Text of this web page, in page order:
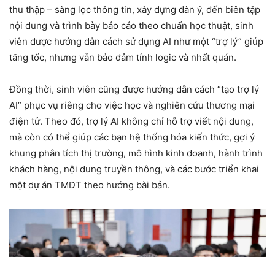
thu thập – sàng lọc thông tin, xây dựng dàn ý, đến biên tập
nội dung và trình bày báo cáo theo chuẩn học thuật, sinh
viên được hướng dẫn cách sử dụng AI như một “trợ lý” giúp
tăng tốc, nhưng vẫn bảo đảm tính logic và nhất quán.
Đồng thời, sinh viên cũng được hướng dẫn cách “tạo trợ lý
AI” phục vụ riêng cho việc học và nghiên cứu thương mại
điện tử. Theo đó, trợ lý AI không chỉ hỗ trợ viết nội dung,
mà còn có thể giúp các bạn hệ thống hóa kiến thức, gợi ý
khung phân tích thị trường, mô hình kinh doanh, hành trình
khách hàng, nội dung truyền thông, và các bước triển khai
một dự án TMĐT theo hướng bài bản.